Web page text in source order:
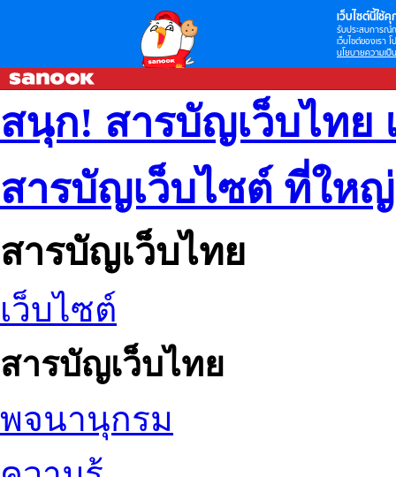
เว็บไซต์นี้ใช้คุ
รับประสบการณ์
เว็บไซต์ของเรา
นโยบายความเป็
สนุก! สารบัญเว็บไทย
สารบัญเว็บไซต์ ที่ให
สารบัญเว็บไทย
เว็บไซต์
สารบัญเว็บไทย
พจนานุกรม